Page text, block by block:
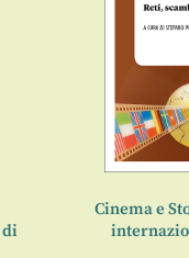
Cinema e